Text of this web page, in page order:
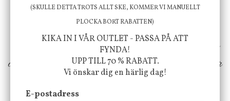
välbefinnande för dig och ditt hem! Med
inspiration från naturen och dess färgpalett
erbjuder vi omsorgsfullt utvalda produkter som
ökar trivsel i ditt hem och ger det lilla extra för
att öka ditt välmående!
(SKULLE DETTA TROTS ALLT SKE, KOMMER VI MANUELLT
PLOCKA BORT RABATTEN)
KIKA IN I VÅR OUTLET - PASSA PÅ ATT
FYNDA!
UPP TILL 70 % RABATT.
Vi önskar dig en härlig dag!
E-postadress